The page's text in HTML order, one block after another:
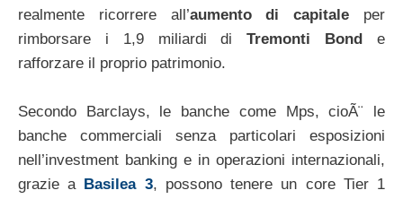
realmente ricorrere all’aumento di capitale per
rimborsare i 1,9 miliardi diTremonti Bond e
rafforzare il proprio patrimonio.
Secondo Barclays, le banche come Mps, cioÃ¨ le
banche commerciali senza particolari esposizioni
nell’investment banking e in operazioni internazionali,
grazie a Basilea 3, possono tenere un core Tier 1